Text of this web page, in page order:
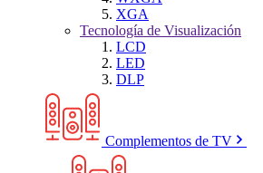
XGA
Tecnología de Visualización
LCD
LED
DLP
Complementos de TV